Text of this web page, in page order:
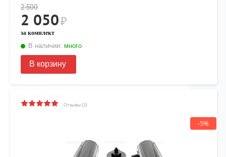
2 500
2 050₽
за комплект
В наличии: много
В корзину
Отзывы (2)
-5%